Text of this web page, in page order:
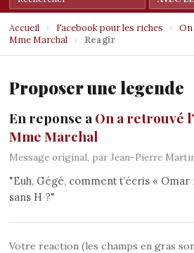
Accueil › Facebook pour les riches ›
On
Mme Marchal
› Reagir
Proposer une legende
En reponse a On a retrouvé
Mme Marchal
Message original, par Jean-Pierre
"Euh, Gégé, comment t’écris « Omar
sans H ?"
Votre reaction (les champs en gras